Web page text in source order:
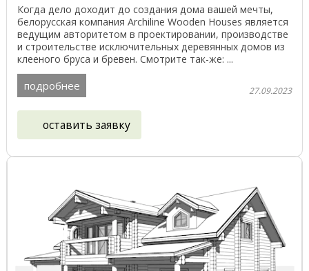
Когда дело доходит до создания дома вашей мечты,
белорусская компания Archiline Wooden Houses является
ведущим авторитетом в проектировании, производстве
и строительстве исключительных деревянных домов из
клееного бруса и бревен. Смотрите так-же: ...
подробнее 27.09.2023
оставить заявку